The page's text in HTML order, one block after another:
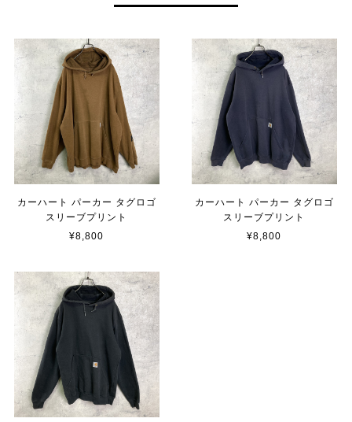
カーハート パーカー タグロゴ
スリーブプリント
¥8,800
カーハート パーカー タグロゴ
スリーブプリント
¥8,800